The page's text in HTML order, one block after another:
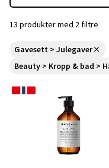
13 produkter med 2 filtre
Gavesett > Julegaver
Beauty > Kropp & bad >